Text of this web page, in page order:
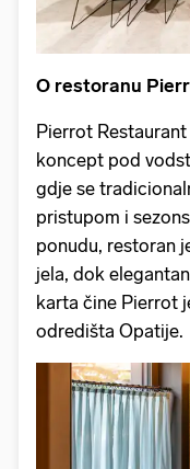
O restoranu
Pierrot
koncept pod
gdje se
pristupom i
ponudu, restoran
jela, dok
karta čine Pierrot
odredišta Opatije.